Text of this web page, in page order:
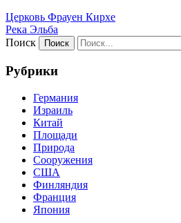
Церковь Фрауен Кирхе
Река Эльба
Поиск
Рубрики
Германия
Израиль
Китай
Площади
Природа
Сооружения
США
Финляндия
Франция
Япония